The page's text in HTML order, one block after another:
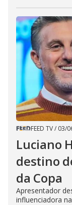
FEED TV/ 03/
Luciano
destino
da Copa
Apresentador
influenciadora